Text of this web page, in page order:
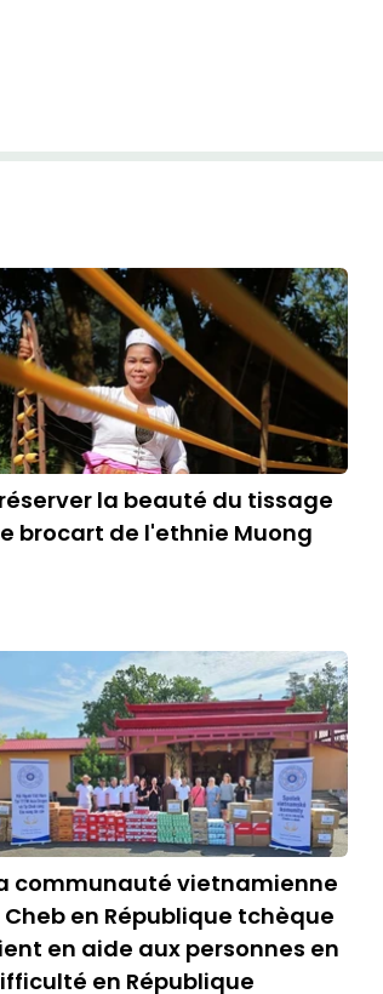
la beauté du tissage
brocart de l'ethnie Muong
communauté vietnamienne
Cheb en République tchèque
en aide aux personnes en
en République